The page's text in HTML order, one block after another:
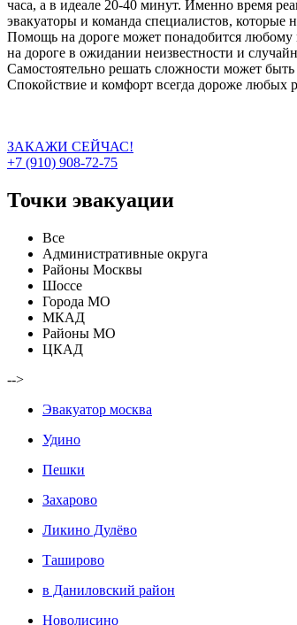
часа, а в идеале 20-40 минут. Именно время
эвакуаторы и команда специалистов, которые
Помощь на дороге может понадобится любому
на дороге в ожидании неизвестности и
Самостоятельно решать сложности может
Спокойствие и комфорт всегда дороже любых
ЗАКАЖИ СЕЙЧАС!
+7 (910) 908-72-75
Точки эвакуации
Все
Административные округа
Районы Москвы
Шоссе
Города МО
МКАД
Районы МО
ЦКАД
-->
Эвакуатор москва
Удино
Пешки
Захарово
Ликино Дулёво
Таширово
в Даниловский район
Новолисино